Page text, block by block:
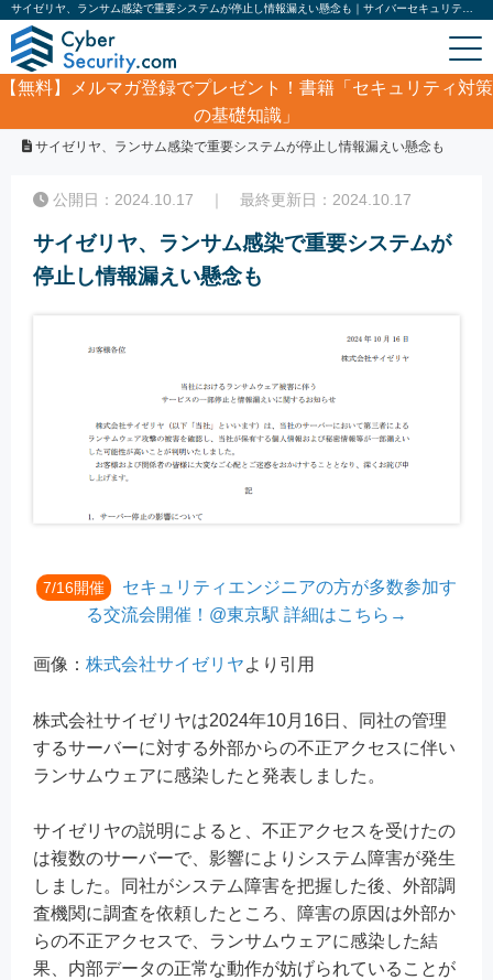
【無料】
メルマガ登録でプレゼント！書籍「セキュリティ対策
の基礎知識」
サイバーセキュリティ・情報漏洩ニュース
サイゼリヤ、ランサム感染で重要システムが停止し情報漏えい懸念も
公開日：2024.10.17 ｜ 最終更新日：2024.10.17
サイゼリヤ、ランサム感染で重要システムが
停止し情報漏えい懸念も
7/16開催
セキュリティエンジニアの方が多数参加す
る交流会開催！@東京駅 詳細はこちら→
画像： 株式会社サイゼリヤより引用
株式会社サイゼリヤは2024年10月16日、同社の管理
するサーバーに対する外部からの不正アクセスに伴い
ランサムウェアに感染したと発表しました。
サイゼリヤの説明によると、不正アクセスを受けたの
は複数のサーバーで、影響によりシステム障害が発生
しました。同社がシステム障害を把握した後、外部調
査機関に調査を依頼したところ、障害の原因は外部か
らの不正アクセスで、ランサムウェアに感染した結
果、内部データの正常な動作が妨げられていることが